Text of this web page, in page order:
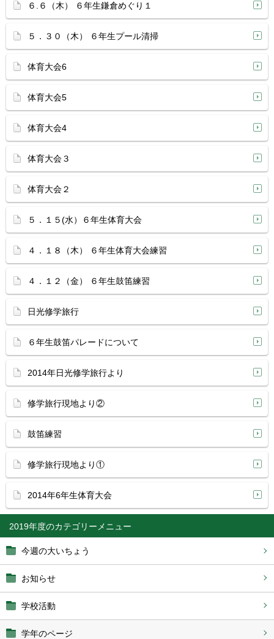
2019年度
今週の大いちょう
お知らせ
学校活動
学年のページ
６.６（木） ６年生鎌倉めぐり１
５．３０（木） ６年生プール清掃
体育大会6
体育大会5
体育大会4
体育大会３
体育大会２
５．１５(水）６年生体育大会
４．１８（木） ６年生体育大会練習
４．１２（金） ６年生鼓笛練習
日光修学旅行
６年生鼓笛パレードについて
2014年日光修学旅行より
修学旅行現地より②
鼓笛練習
修学旅行現地より①
2014年6年生体育大会